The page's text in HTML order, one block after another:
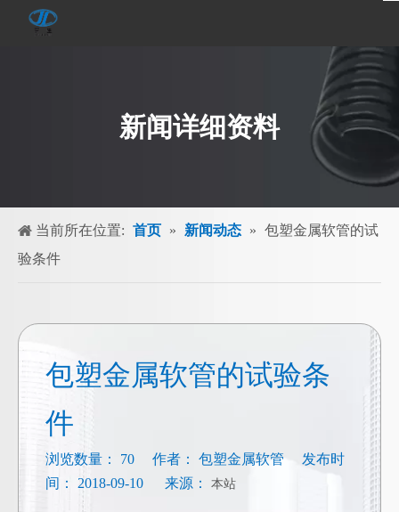
新闻详细资料
当前所在位置: 首页 » 新闻动态 » 包塑金属软管的试
验条件
包塑金属软管的试验条
件
浏览数量： 70 作者： 包塑金属软管 发布时
间： 2018-09-10 来源： 本站